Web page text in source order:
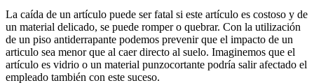
La caída de un artículo puede ser fatal si este artículo es costoso y de
un material delicado, se puede romper o quebrar. Con la utilización
de un piso antiderrapante podemos prevenir que el impacto de un
articulo sea menor que al caer directo al suelo. Imaginemos que el
artículo es vidrio o un material punzocortante podría salir afectado el
empleado también con este suceso.